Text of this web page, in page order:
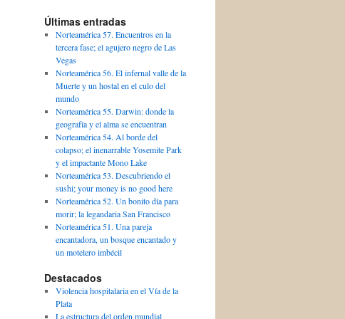
Últimas entradas
Norteamérica 57. Encuentros en la
tercera fase; el agujero negro de Las
Vegas
Norteamérica 56. El infernal valle de la
Muerte y un hostal en el culo del
mundo
Norteamérica 55. Darwin: donde la
geografía y el alma se encuentran
Norteamérica 54. Al borde del
colapso; el inenarrable Yosemite Park
y el impactante Mono Lake
Norteamérica 53. Descubriendo el
sushi; your money is no good here
Norteamérica 52. Un bonito día para
morir; la legandaria San Francisco
Norteamérica 51. Una pareja
encantadora, un bosque encantado y
un motelero imbécil
Destacados
Violencia hospitalaria en el Vía de la
Plata
La estructura del orden mundial